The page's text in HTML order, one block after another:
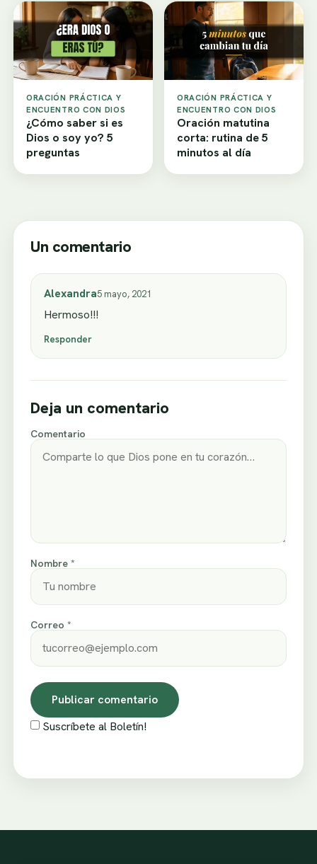
ORACIÓN PRÁCTICA Y
ENCUENTRO CON DIOS
¿Cómo saber si es
Dios o soy yo? 5
preguntas
ORACIÓN PRÁCTICA Y
ENCUENTRO CON DIOS
Oración matutina
corta: rutina de 5
minutos al día
Un comentario
Alexandra5 mayo, 2021
Hermoso!!!
Responder
Deja un comentario
Comentario
Nombre *
Correo *
Suscríbete al Boletín!